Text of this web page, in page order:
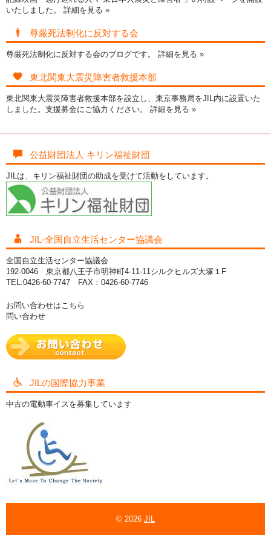
いたしました。 詳細を見る »
尊厳死法制化に反対する会
尊厳死法制化に反対する会のブログです。 詳細を見る »
東北関東大震災障害者救援本部
東北関東大震災障害者救援本部を設立し、東京事務局をJIL内に設置いた
しました。支援募金にご協力ください。 詳細を見る »
公益財団法人 キリン福祉財団
JILは、キリン福祉財団の助成を受けて活動をしています。
JIL-全国自立生活センター協議会
全国自立生活センター協議会
192-0046 東京都八王子市明神町4-11-11シルクヒルズ大塚１F
TEL:0426-60-7747 FAX：0426-60-7746
お問い合わせはこちら
問い合わせ
JILの国際協力事業
中古の電動車イスを募集しています
© 2026 JIL